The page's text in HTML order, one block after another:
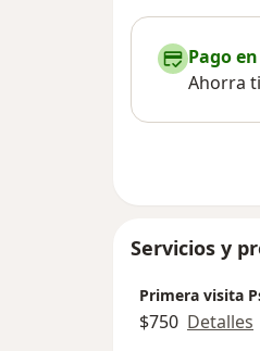
Pago
Ahorra
Servicios y
Primera visita
$750 Detalles